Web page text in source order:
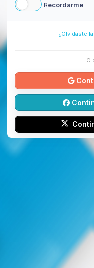
Recordarme
¿Olvidaste
O